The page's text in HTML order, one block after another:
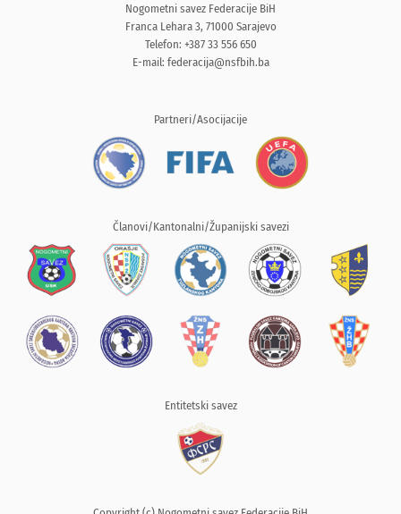
Nogometni savez Federacije BiH
Franca Lehara 3, 71000 Sarajevo
Telefon: +387 33 556 650
E-mail: federacija@nsfbih.ba
Partneri/Asocijacije
Članovi/Kantonalni/Županijski savezi
Entitetski savez